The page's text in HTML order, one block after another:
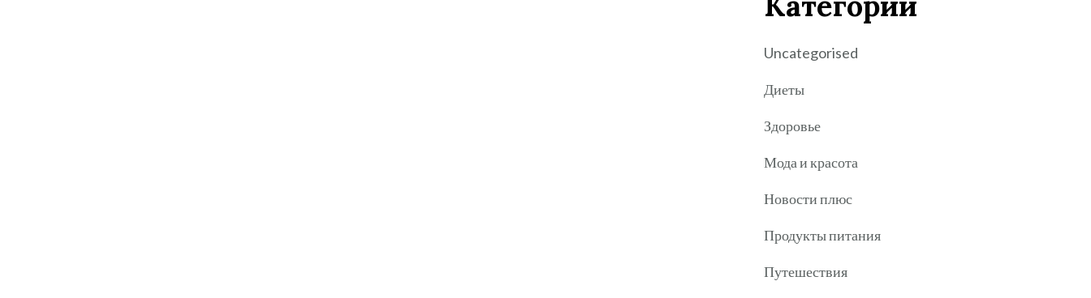
Uncategorised
Диеты
Здоровье
Мода и красота
Новости плюс
Продукты питания
Путешествия